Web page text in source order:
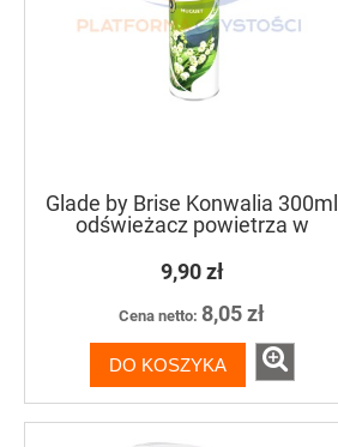
TASKI Sani Antikalk 5L silny,
kwasowy preparat do
odkamieniania powierzchni
łazienkowych
DO KOSZYKA
Glade by Brise Konwalia 300ml
odświeżacz powietrza w
aerozolu
9,90 zł
Cena netto: 8,05 zł
DO KOSZYKA